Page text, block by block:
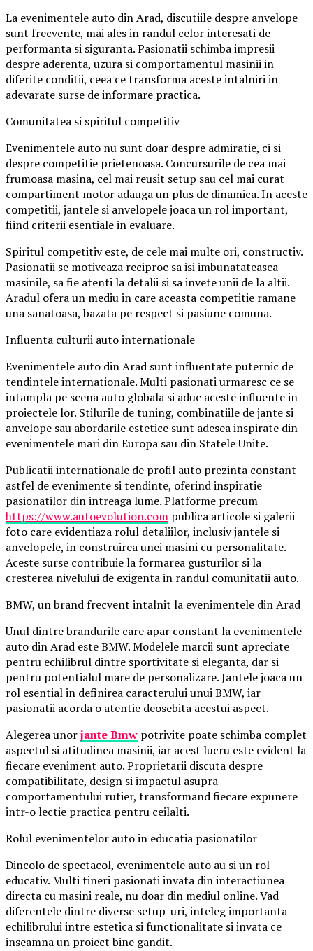
La evenimentele auto din Arad, discutiile despre anvelope
sunt frecvente, mai ales in randul celor interesati de
performanta si siguranta. Pasionatii schimba impresii
despre aderenta, uzura si comportamentul masinii in
diferite conditii, ceea ce transforma aceste intalniri in
adevarate surse de informare practica.
Comunitatea si spiritul competitiv
Evenimentele auto nu sunt doar despre admiratie, ci si
despre competitie prietenoasa. Concursurile de cea mai
frumoasa masina, cel mai reusit setup sau cel mai curat
compartiment motor adauga un plus de dinamica. In aceste
competitii, jantele si anvelopele joaca un rol important,
fiind criterii esentiale in evaluare.
Spiritul competitiv este, de cele mai multe ori, constructiv.
Pasionatii se motiveaza reciproc sa isi imbunatateasca
masinile, sa fie atenti la detalii si sa invete unii de la altii.
Aradul ofera un mediu in care aceasta competitie ramane
una sanatoasa, bazata pe respect si pasiune comuna.
Influenta culturii auto internationale
Evenimentele auto din Arad sunt influentate puternic de
tendintele internationale. Multi pasionati urmaresc ce se
intampla pe scena auto globala si aduc aceste influente in
proiectele lor. Stilurile de tuning, combinatiile de jante si
anvelope sau abordarile estetice sunt adesea inspirate din
evenimentele mari din Europa sau din Statele Unite.
Publicatii internationale de profil auto prezinta constant
astfel de evenimente si tendinte, oferind inspiratie
pasionatilor din intreaga lume. Platforme precum
https://www.autoevolution.com publica articole si galerii
foto care evidentiaza rolul detaliilor, inclusiv jantele si
anvelopele, in construirea unei masini cu personalitate.
Aceste surse contribuie la formarea gusturilor si la
cresterea nivelului de exigenta in randul comunitatii auto.
BMW, un brand frecvent intalnit la evenimentele din Arad
Unul dintre brandurile care apar constant la evenimentele
auto din Arad este BMW. Modelele marcii sunt apreciate
pentru echilibrul dintre sportivitate si eleganta, dar si
pentru potentialul mare de personalizare. Jantele joaca un
rol esential in definirea caracterului unui BMW, iar
pasionatii acorda o atentie deosebita acestui aspect.
Alegerea unorjante Bmw potrivite poate schimba complet
aspectul si atitudinea masinii, iar acest lucru este evident la
fiecare eveniment auto. Proprietarii discuta despre
compatibilitate, design si impactul asupra
comportamentului rutier, transformand fiecare expunere
intr-o lectie practica pentru ceilalti.
Rolul evenimentelor auto in educatia pasionatilor
Dincolo de spectacol, evenimentele auto au si un rol
educativ. Multi tineri pasionati invata din interactiunea
directa cu masini reale, nu doar din mediul online. Vad
diferentele dintre diverse setup-uri, inteleg importanta
echilibrului intre estetica si functionalitate si invata ce
inseamna un proiect bine gandit.